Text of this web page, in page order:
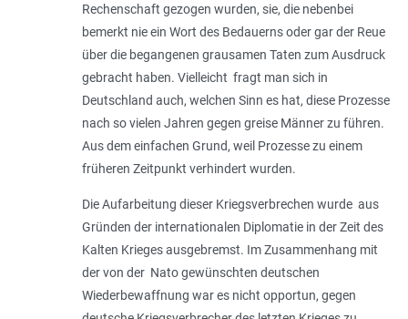
Rechenschaft gezogen wurden, sie, die nebenbei
bemerkt nie ein Wort des Bedauerns oder gar der Reue
über die begangenen grausamen Taten zum Ausdruck
gebracht haben. Vielleicht fragt man sich in
Deutschland auch, welchen Sinn es hat, diese Prozesse
nach so vielen Jahren gegen greise Männer zu führen.
Aus dem einfachen Grund, weil Prozesse zu einem
früheren Zeitpunkt verhindert wurden.
Die Aufarbeitung dieser Kriegsverbrechen wurde aus
Gründen der internationalen Diplomatie in der Zeit des
Kalten Krieges ausgebremst. Im Zusammenhang mit
der von der Nato gewünschten deutschen
Wiederbewaffnung war es nicht opportun, gegen